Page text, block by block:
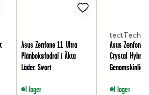
Asus Zenfone 11 Ultra
Plånboksfodral i Äkta
Läder, Svart
I lager
tectTech
Asus Zenfone
Crystal
Genomskinlig
I lager